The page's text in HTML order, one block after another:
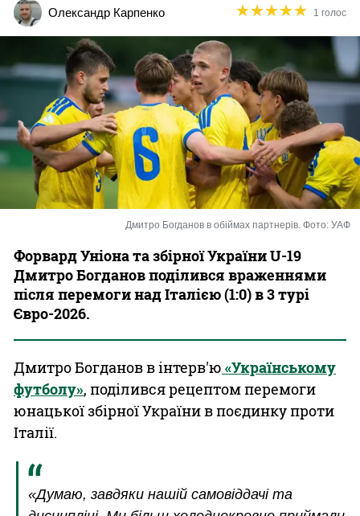
2 ліга
Різне
Букмекери
Казино
Олександр Карпенко ★★★★★
★★★★★ 1 голос
Дмитро Богданов в обіймах партнерів. Фото: УАФ
Форвард Уніона та збірної України U-19
Дмитро Богданов поділився враженнями
після перемоги над Італією (1:0) в 3 турі
Євро-2026.
Дмитро Богданов в інтерв'ю «Українському
футболу», поділився рецептом перемоги
юнацької збірної України в поєдинку проти
Італії.
«Думаю, завдяки нашій самовіддачі та